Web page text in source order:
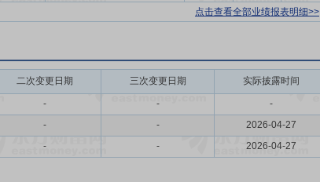
点击查看全部业绩报表明细>>
二次变更日期 三次变更日期 实际披露时间
- -
-
- -
2026-04-27
- - 2026-04-27